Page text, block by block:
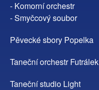
- Komorní orchestr
- Smyčcový soubor
Pěvecké sbory Popelka
Taneční orchestr Futrálek
Taneční studio Light